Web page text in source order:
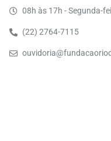
08h às 17h - Segunda-
(22) 2764-7115